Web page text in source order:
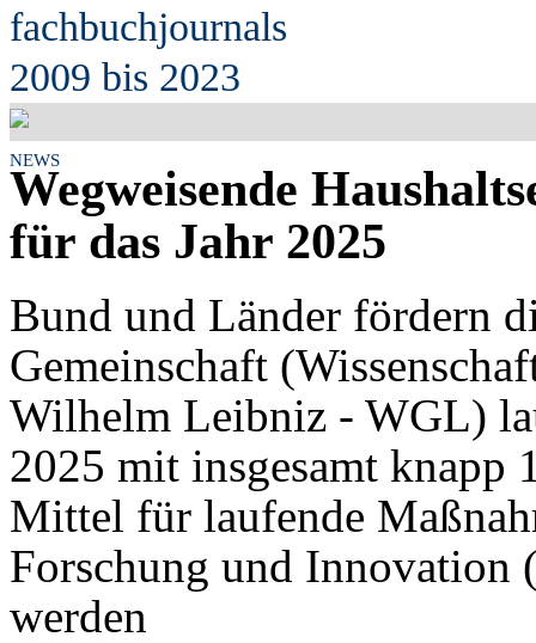
fachbuchjournals
2009 bis 2023
NEWS
Wegweisende
für das Jahr 2025
Bund und Länder fördern
Gemeinschaft
Wilhelm Leibniz - WGL)
2025 mit insgesamt
Mittel für laufende
Forschung und Innovation
werden